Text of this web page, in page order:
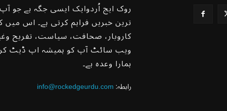
روک ایج اُردوایک ایسی جگہ ہے جو
ترین خبریں فراہم کرتی ہے۔ اس میں
کاروبار، صحافت، سیاست، تفریح
ویب سائٹ آپ کو ہمیشہ اپ ڈیٹ
ہمارا وعدہ ہے۔
info@rockedgeurdu.com :رابطہ